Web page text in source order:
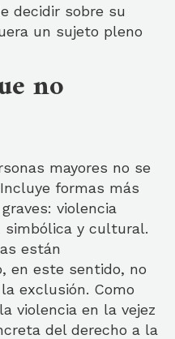
decidir sobre su
un sujeto pleno
no
mayores no se
formas más
violencia
simbólica y cultural.
están
en este sentido, no
exclusión. Como
violencia en la vejez
del derecho a la